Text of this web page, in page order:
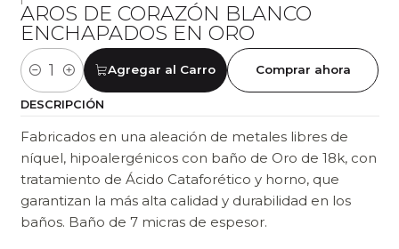
AROS DE CORAZÓN BLANCO
ENCHAPADOS EN ORO
Cantidad
Agregar al Carro Comprar ahora
DESCRIPCIÓN
Fabricados en una aleación de metales libres de
níquel, hipoalergénicos con baño de Oro de 18k, con
tratamiento de Ácido Cataforético y horno, que
garantizan la más alta calidad y durabilidad en los
baños. Baño de 7 micras de espesor.